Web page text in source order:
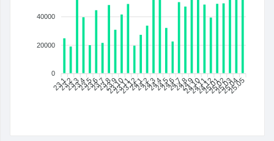
40000
20000
0
23.1
23.2
23.3
23.4
23.5
23.6
23.7
23.8
23.9
23.10
23.11
23.12
24.1
24.2
24.3
24.4
24.5
24.6
24.7
24.8
24.9
24.10
24.11
24.12
25.01
25.02
25.03
25.04
25.05